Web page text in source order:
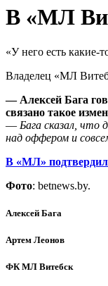
В «МЛ
«У него есть какие-
Владелец «МЛ
— Алексей Бага
связано такое
— Бага сказал, что
над оффером и
В «МЛ»
Фото: betnews.by.
Алексей Бага
Артем Леонов
ФК МЛ Витебск